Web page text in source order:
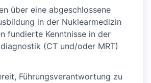
über eine abgeschlossene
in der Nuklearmedizin
fundierte Kenntnisse in der
(CT und/oder MRT)
Führungsverantwortung zu